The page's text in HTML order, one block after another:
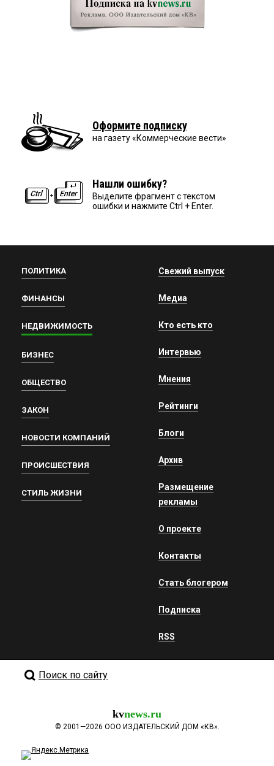
Оформите подписку
на газету «Коммерческие вести»
Нашли ошибку?
Выделите фрагмент с текстом
ошибки и нажмите Ctrl + Enter.
ПОЛИТИКА
ФИНАНСЫ
НЕДВИЖИМОСТЬ
БИЗНЕС
ОБЩЕСТВО
ЗАКОН
НОВОСТИ КОМПАНИЙ
ПРОИСШЕСТВИЯ
СТИЛЬ ЖИЗНИ
Свежий выпуск
Медиа
Кто есть кто
Интервью
Мнения
Рейтинги
Блоги
Архив
Размещение
рекламы
О проекте
Контакты
Стать блогером
Подписка
RSS
Поиск по сайту
kvnews.ru
© 2001—2026 ООО ИЗДАТЕЛЬСКИЙ ДОМ «КВ».